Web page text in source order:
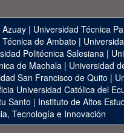
| Universidad Técnica
de Ambato |
Politécnica Salesiana|
de Machala | Universidad
San Francisco de Quito |
Universidad Católica del
Santo | Instituto de Altos
Tecnología e Innovación